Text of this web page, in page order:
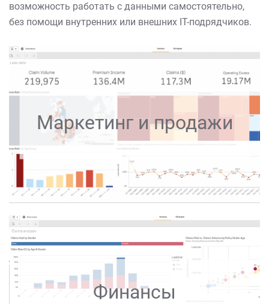
возможность работать с данными самостоятельно,
без помощи внутренних или внешних IT-подрядчиков.
Маркетинг и продажи
Финансы